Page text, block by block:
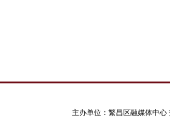
主办单位：繁昌区融媒体中